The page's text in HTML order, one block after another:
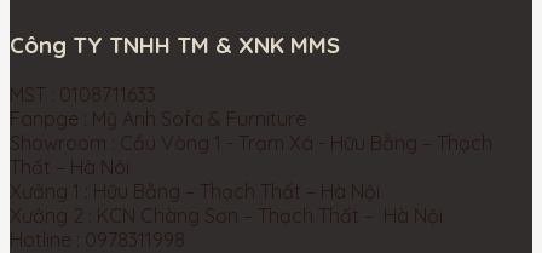
Công TY TNHH TM & XNK MMS
MST : 0108711633
Fanpge : Mỹ Anh Sofa & Furniture
Showroom : Cầu Vòng 1 - Trạm Xá - Hữu Bằng – Thạch
Thất – Hà Nôi
Xưởng 1 : Hữu Bằng – Thạch Thất – Hà Nội
Xưởng 2 : KCN Chàng Sơn – Thạch Thất – Hà Nội
Hotline : 0978311998